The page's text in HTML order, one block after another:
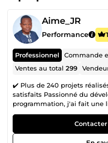
Aime_JR
Performance
Professionnel Commande
Ventes au total299
✔️ Plus de 240 projets réalisés ✔️ Plus de 240 clients
satisfaits Passionné du
programmation, j'ai fait une
informatique. C'est ainsi que je suis
des sites web et le
années. Je suis disponible à
mes expériences acquises